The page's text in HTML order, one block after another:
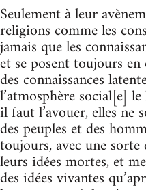
Seulement à leur
religions comme les
jamais que les
et se posent toujours
des connaissances
l’atmosphère social[e]
il faut l’avouer, elles ne
des peuples et des
toujours, avec une
leurs idées mortes, et
des idées vivantes